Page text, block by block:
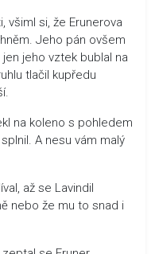
všiml si, že Erunerova
Jeho pán ovšem
jeho vztek bublal na
tlačil kupředu
na koleno s pohledem
A nesu vám malý
až se Lavindil
nebo že mu to snad i